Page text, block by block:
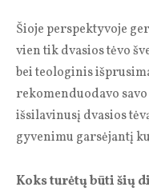
Šioje perspektyvoje
vien tik dvasios tėvo
bei teologinis
rekomenduodavo
išsilavinusį dvasios
gyvenimu garsėjantį
Koks turėtų būti šių